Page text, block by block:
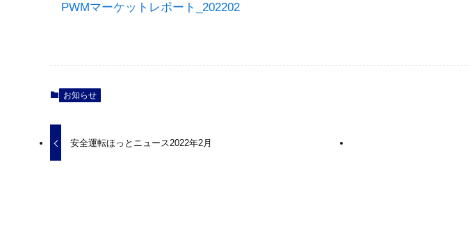
PWMマーケットレポート_202202
お知らせ
安全運転ほっとニュース2022年2月